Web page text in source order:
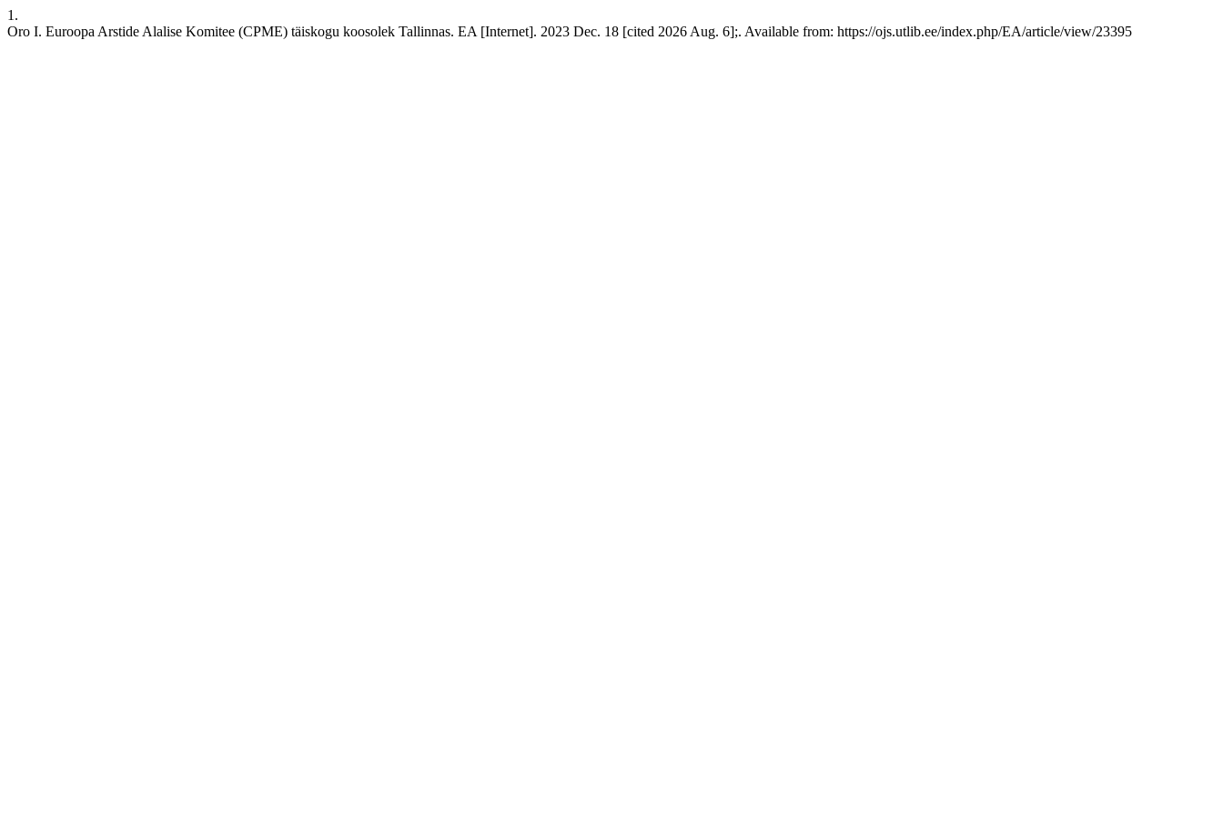
1.
Oro I. Euroopa Arstide Alalise Komitee (CPME) täiskogu koosolek Tallinnas. EA [Internet]. 2023 Dec. 18 [cited 2026 Aug. 6];. Available from: https://ojs.utlib.ee/index.php/EA/article/view/23395